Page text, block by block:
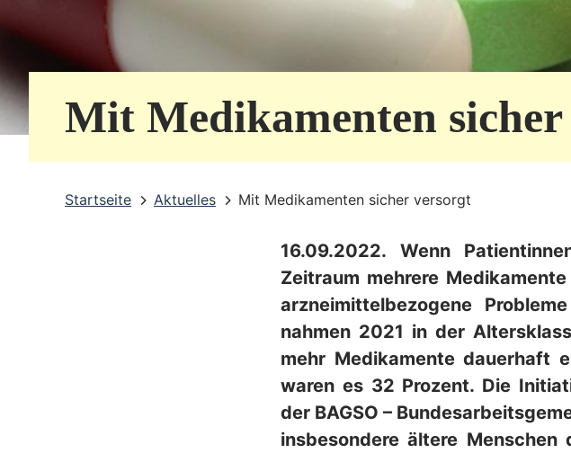
Mit Medikamenten
Startseite Aktuelles Mit Medikamenten sicher versorgt
16.09.2022. Wenn
Zeitraum mehrere
arzneimittelbezogene
nahmen 2021 in der
mehr Medikamente dauerhaft
waren es 32 Prozent. Die
der BAGSO –
insbesondere ältere
e
r
v
i